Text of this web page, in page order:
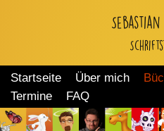
springen
Startseite Über mich
Termine
FAQ